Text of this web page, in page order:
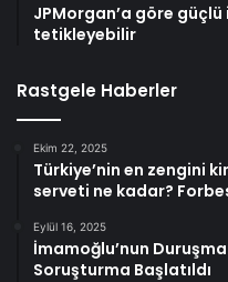
JPMorgan’a göre güçlü
tetikleyebilir
Rastgele Haberler
Ekim 22, 2025
Türkiye’nin en zengini
serveti ne kadar?
Eylül 16, 2025
İmamoğlu’nun
Soruşturma Başlatıldı